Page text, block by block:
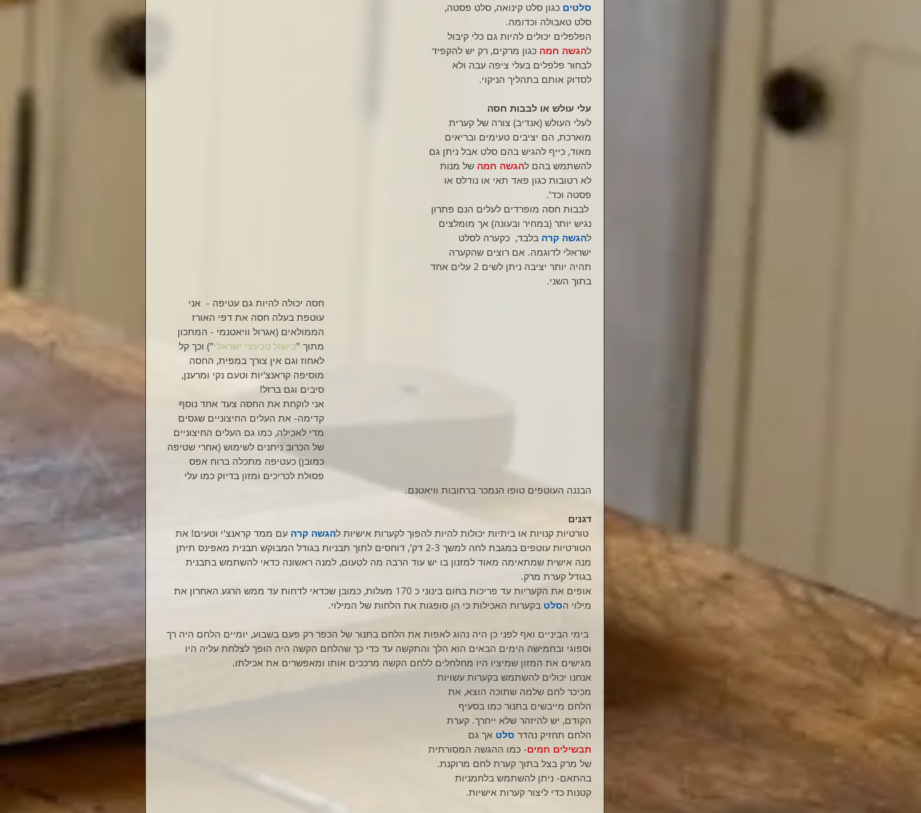
סלטים כגון סלט קינואה, סלט פסטה,
סלט טאבולה וכדומה.
הפלפלים יכולים להיות גם כלי קיבול
להגשה חמה כגון מרקים, רק יש להקפיד
לבחור פלפלים בעלי ציפה עבה ולא
לסדוק אותם בתהליך הניקוי.
עלי עולש או לבבות חסה
לעלי העולש (אנדיב) צורה של קערית
מוארכת, הם יציבים טעימים ובריאים
מאוד, כייף להגיש בהם סלט אבל ניתן גם
להשתמש בהם להגשה חמה של מנות
לא רטובות כגון פאד תאי או נודלס או
פסטה וכד'.
לבבות חסה מופרדים לעלים הנם פתרון
נגיש יותר (במחיר ובעונה) אך מומלצים
להגשה קרה בלבד,  כקערה לסלט
ישראלי לדוגמה. אם רוצים שהקערה
תהיה יותר יציבה ניתן לשים 2 עלים אחד
בתוך השני.
חסה יכולה להיות גם עטיפה -  אני
עוטפת בעלה חסה את דפי האורז
הממולאים (אגרול וויאטנמי - המתכון
מתוך "בישול טבעוני ישראלי") וכך קל
לאחוז וגם אין צורך במפית, החסה
מוסיפה קראנצ'יות וטעם נקי ומרענן,
סיבים וגם ברזל!
אני לוקחת את החסה צעד אחד נוסף
קדימה- את העלים החיצוניים שגסים
מדי לאכילה, כמו גם העלים החיצוניים
של הכרוב ניתנים לשימוש (אחרי שטיפה
כמובן) כעטיפה מתכלה ברוח אפס
פסולת לכריכים ומזון בדיוק כמו עלי
הבננה העוטפים טופו הנמכר ברחובות וויאטנם.
דגנים
הגשה קרה עם ממד קראנצ'י וטעים! את
הטורטיות עוטפים במגבת לחה למשך 2-3 דק', דוחסים לתוך תבניות בגודל המבוקש תבנית מאפינס תיתן
מנה אישית שמתאימה מאוד למזנון בו יש עוד הרבה מה לטעום, למנה ראשונה כדאי להשתמש בתבנית
בגודל קערת מרק.
אופים את הקעריות עד פריכות בחום בינוני כ 170 מעלות, כמובן שכדאי לדחות עד ממש הרגע האחרון את
מילוי הסלט בקערות האכילות כי הן סופגות את הלחות של המילוי.
בימי הביניים ואף לפני כן היה נהוג לאפות את הלחם בתנור של הכפר רק פעם בשבוע, יומיים הלחם היה רך
וספוגי ובחמישה הימים הבאים הוא הלך והתקשה עד כדי כך שהלחם הקשה היה הופך לצלחת עליה היו
מגישים את המזון שמיציו היו מחלחלים ללחם הקשה מרככים אותו ומאפשרים את אכילתו.
אנחנו יכולים להשתמש בקערות עשויות
מכיכר לחם שלמה שתוכה הוצא, את
הלחם מייבשים בתנור כמו בסעיף
הקודם, יש להיזהר שלא ייחרך. קערת
הלחם תחזיק נהדר סלט אך גם
תבשילים חמים- כמו ההגשה המסורתית
של מרק בצל בתוך קערת לחם מרוקנת.
בהתאם- ניתן להשתמש בלחמניות
קטנות כדי ליצור קערות אישיות.